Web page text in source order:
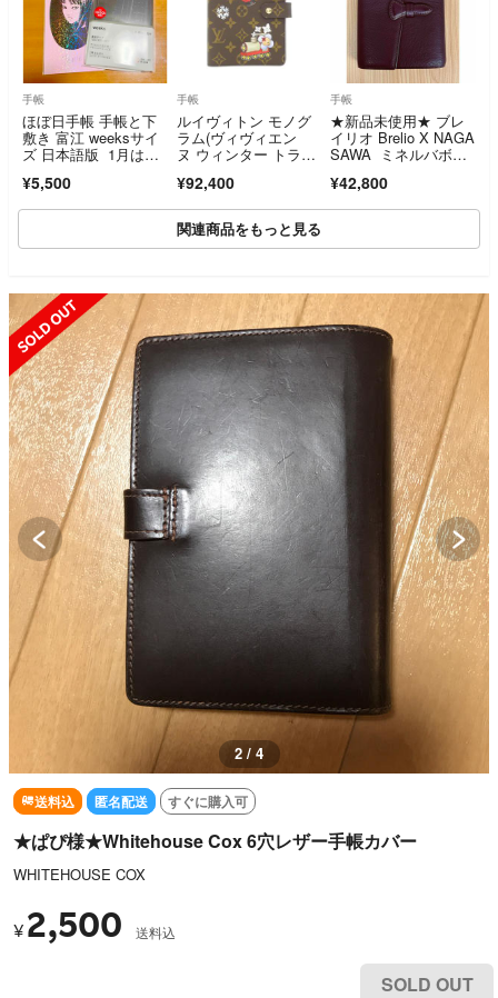
手帳
ほぼ日手帳 手帳と下
敷き 富江 weeksサイ
ズ 日本語版 1月はじ
¥5,500
手帳
ルイヴィトン モノグ
ラム(ヴィヴィエン
ヌ ウィンター トラベ
1466 オーガナイザー
¥92,400
手帳
★新品未使用★ ブレ
イリオ Brelio X NAGA
SAWA ミネルバボッ
ニ 6 フラップ 20mm
¥42,800
関連商品をもっと見る
SOLD OUT
2 / 4
送料込 匿名配送 すぐに購入可
★ぱぴ様★Whitehouse Cox 6穴レザー手帳カバー
WHITEHOUSE COX
¥ 2,500 送料込
SOLD OUT